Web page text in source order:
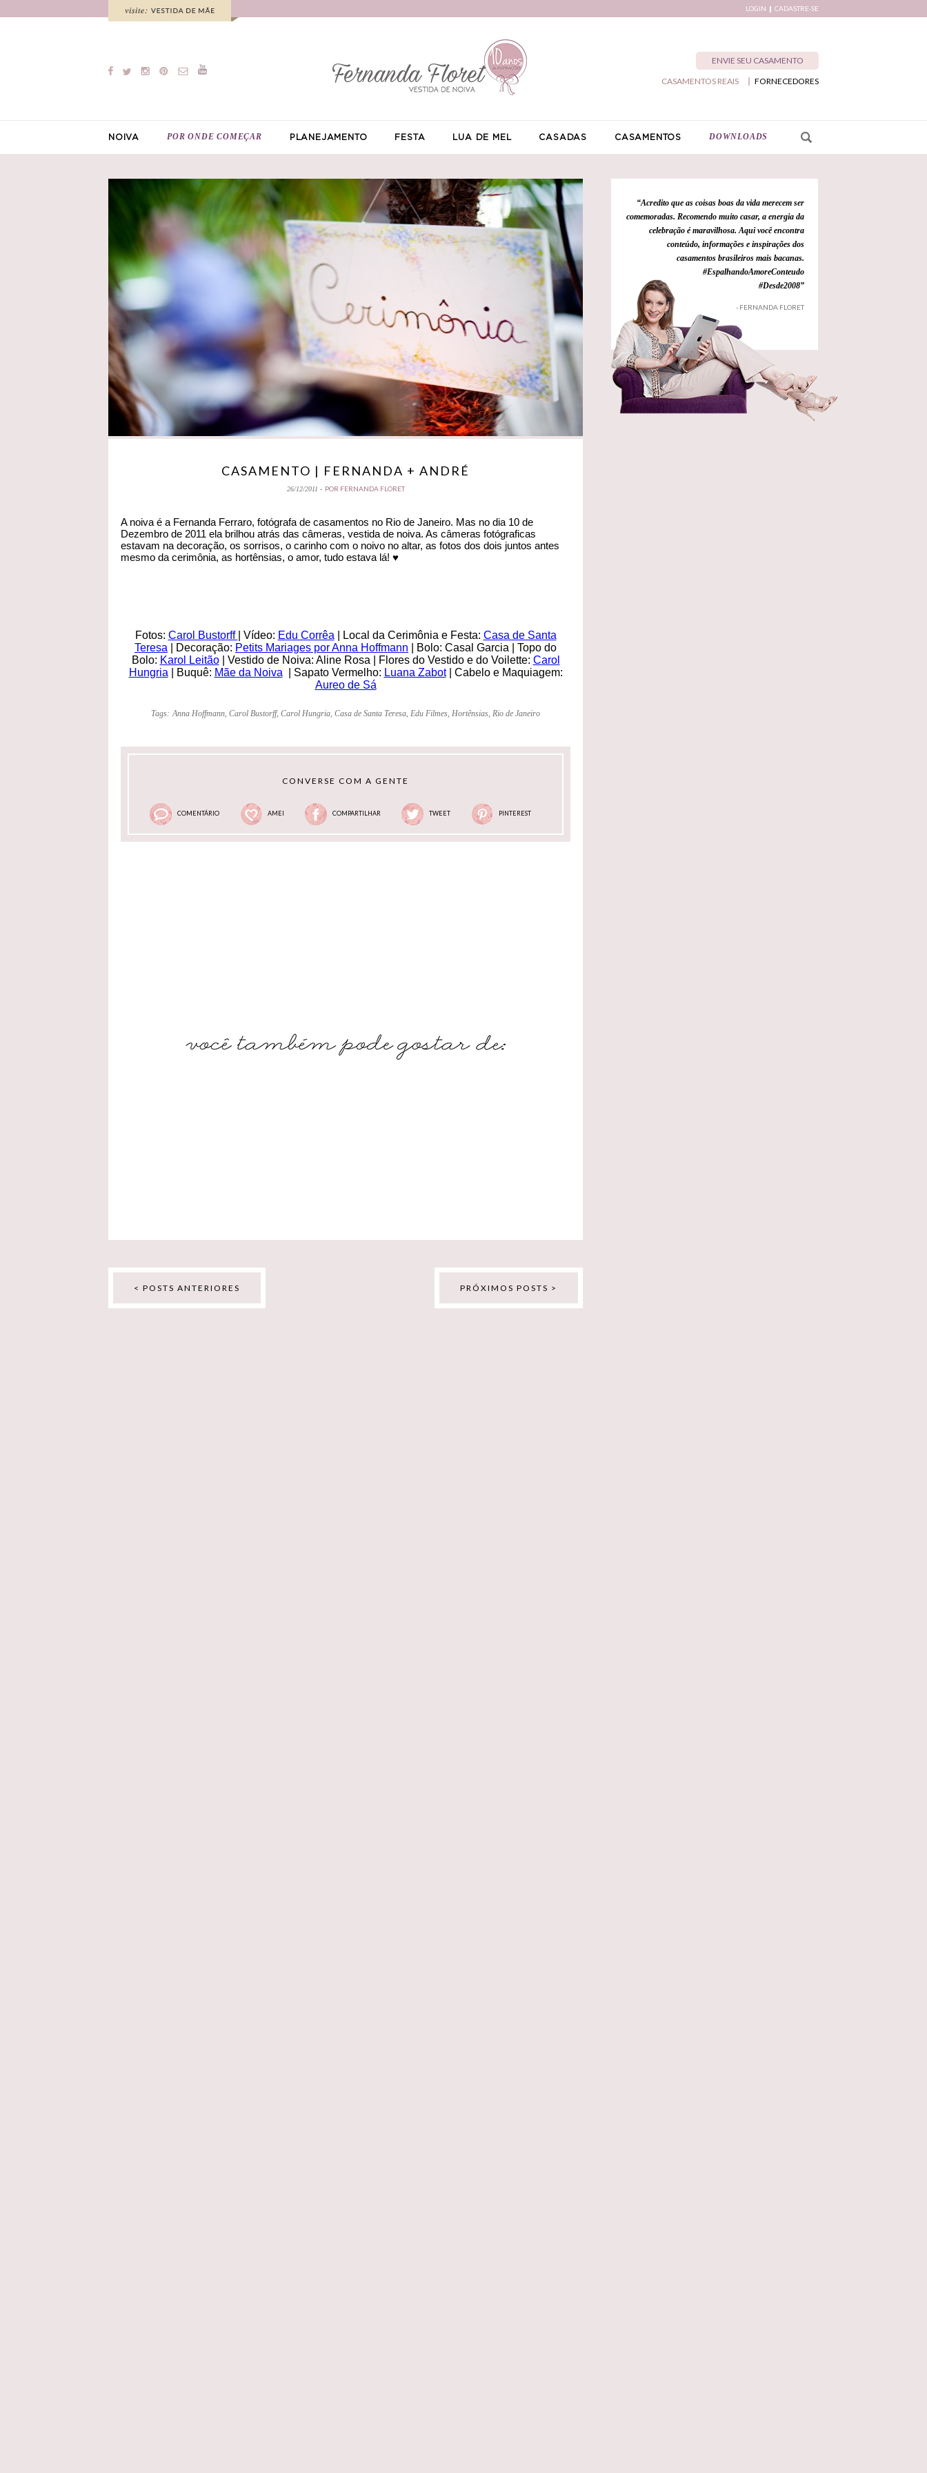
LOGIN CADASTRE-SE
ENVIE SEU CASAMENTO
FORNECEDORES
CASAMENTOS REAIS
NOIVA POR ONDE COMEÇAR PLANEJAMENTO FESTA LUA DE MEL CASADAS CASAMENTOS DOWNLOADS
CASAMENTO | FERNANDA + ANDRÉ
26/12/2011 - POR FERNANDA FLORET
A noiva é a Fernanda Ferraro, fotógrafa de casamentos no Rio de Janeiro. Mas no dia 10 de
Dezembro de 2011 ela brilhou atrás das câmeras, vestida de noiva. As câmeras fotógraficas
estavam na decoração, os sorrisos, o carinho com o noivo no altar, as fotos dos dois juntos antes
mesmo da cerimônia, as hortênsias, o amor, tudo estava lá! ♥
Fotos: Carol Bustorff | Vídeo: Edu Corrêa | Local da Cerimônia e Festa: Casa de Santa
Teresa | Decoração: Petits Mariages por Anna Hoffmann | Bolo: Casal Garcia | Topo do
Bolo: Karol Leitão| Vestido de Noiva: Aline Rosa | Flores do Vestido e do Voilette: Carol
Hungria | Buquê: Mãe da Noiva | Sapato Vermelho: Luana Zabot| Cabelo e Maquiagem:
Aureo de Sá
Tags: Anna Hoffmann, Carol Bustorff, Carol Hungria, Casa de Santa Teresa, Edu Filmes, Hortênsias, Rio de Janeiro
CONVERSE COM A GENTE
COMENTÁRIO AMEI COMPARTILHAR TWEET PINTEREST
< POSTS ANTERIORES PRÓXIMOS POSTS >
“Acredito que as coisas boas da vida merecem ser
comemoradas. Recomendo muito casar, a energia da
celebração é maravilhosa. Aqui você encontra
conteúdo, informações e inspirações dos
casamentos brasileiros mais bacanas.
#EspalhandoAmoreConteudo
#Desde2008”
- FERNANDA FLORET